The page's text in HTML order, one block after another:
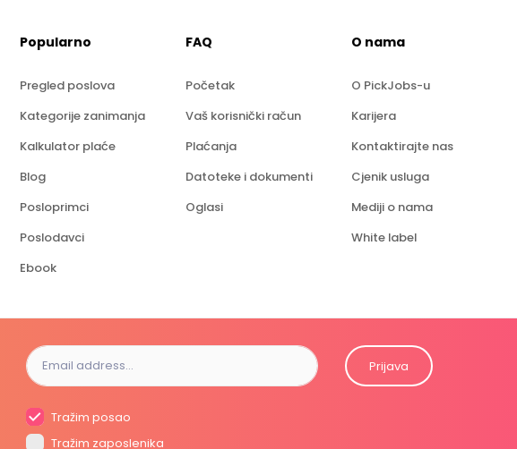
Popularno
Pregled poslova
Kategorije zanimanja
Kalkulator plaće
Blog
Posloprimci
Poslodavci
Ebook
FAQ
Početak
Vaš korisnički račun
Plaćanja
Datoteke i dokumenti
Oglasi
O nama
O PickJobs-u
Karijera
Kontaktirajte nas
Cjenik usluga
Mediji o nama
White label
Tražim posao
Tražim zaposlenika
Prijava